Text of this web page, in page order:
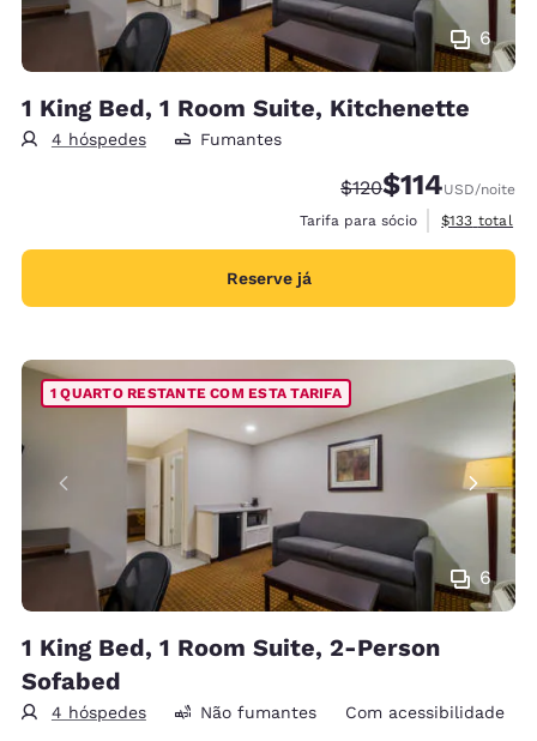
6
1 King Bed, 1 Room Suite, Kitchenette
4 hóspedes Fumantes
Tarifa anterior
$120Tarifa com
$114USD/noite
Tarifa para sócio
Exibir
$133 total
Reserve já
6
1 QUARTO RESTANTE COM ESTA TARIFA
1 King Bed, 1 Room Suite, 2-Person
Sofabed
4 hóspedes Não fumantes Com acessibilidade